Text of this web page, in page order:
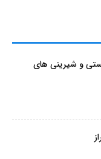
و شیرینی های